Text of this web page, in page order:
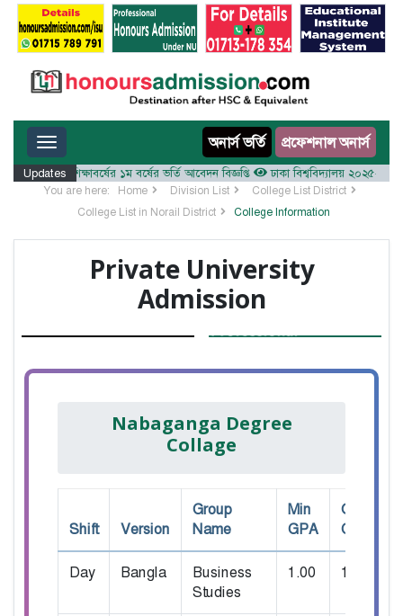
Toggle navigation অনার্স ভর্তি প্রফেশনাল অনার্স
Updates
২০২৫-২৬ শিক্ষাবর্ষের ১ম বর্ষের ভর্তি আবেদন বিজ্ঞপ্তি ঢাকা বিশ্ববিদ্যালয় ২০২৫-২৬
You are here: Home Division List
College List District
College List in Norail District
College Information
Private University
Admission
Nabaganga Degree
Collage
Shift Version
Group
Name
Min
GPA
Own
GPA
Day Bangla
Business
Studies
1.00 1.00